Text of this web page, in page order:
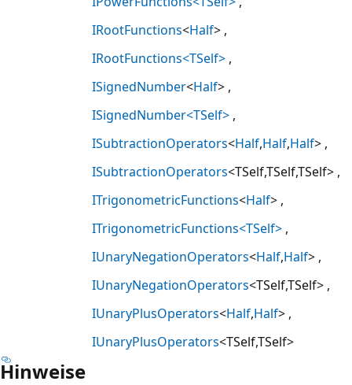
IRootFunctions<Half>
IRootFunctions<TSelf>
ISignedNumber<Half>
ISignedNumber<TSelf>
ISubtractionOperators<Half,Half,Half>
ISubtractionOperators<TSelf,TSelf,TSelf>
ITrigonometricFunctions<Half>
ITrigonometricFunctions<TSelf>
IUnaryNegationOperators<Half,Half>
IUnaryNegationOperators<TSelf,TSelf>
IUnaryPlusOperators<Half,Half>
IUnaryPlusOperators<TSelf,TSelf>
Hinweise